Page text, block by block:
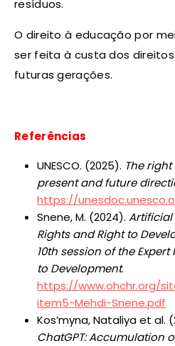
resíduos.
O direito à educação por
ser feita à custa dos
futuras gerações.
Referências
UNESCO. (2025). The
present and future
https://
Snene, M. (2024). Artificial
Rights and Right to
10th session of the
to Development.
https://www.ohchr.org/
item5-Mehdi-Snene.pdf
Kos’myna, Nataliya et al.
ChatGPT: Accumulation